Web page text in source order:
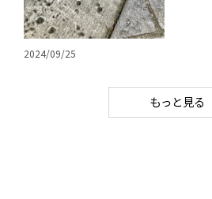
2024/09/25
もっと見る